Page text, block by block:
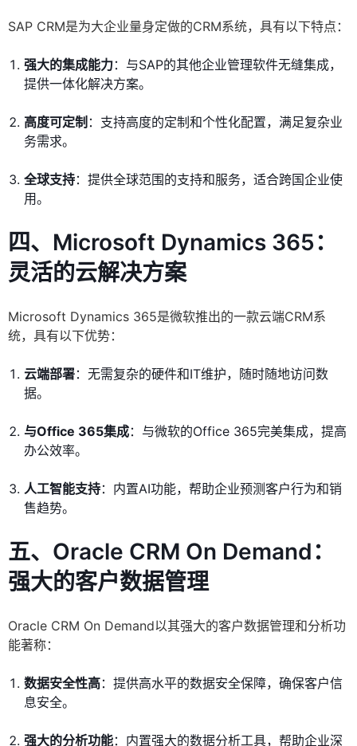
SAP CRM是为大企业量身定做的CRM系统，具有以下特点：
强大的集成能力：与SAP的其他企业管理软件无缝集成，
提供一体化解决方案。
高度可定制 ：支持高度的定制和个性化配置，满足复杂业
务需求。
全球支持：提供全球范围的支持和服务，适合跨国企业使
用。
四、Microsoft Dynamics 365：
灵活的云解决方案
Microsoft Dynamics 365是微软推出的一款云端CRM系
统，具有以下优势：
云端部署：无需复杂的硬件和IT维护，随时随地访问数
据。
与Office 365集成：与微软的Office 365完美集成，提高
办公效率。
人工智能支持：内置AI功能，帮助企业预测客户行为和销
售趋势。
五、Oracle CRM On Demand：
强大的客户数据管理
Oracle CRM On Demand以其强大的客户数据管理和分析功
能著称：
数据安全性高：提供高水平的数据安全保障，确保客户信
息安全。
强大的分析功能：内置强大的数据分析工具，帮助企业深